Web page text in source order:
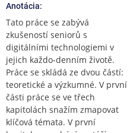
Anotácia:
Tato práce se zabývá
zkušeností seniorů s
digitálními technologiemi v
jejich každo-denním životě.
Práce se skládá ze dvou částí:
teoretické a výzkumné. V první
části práce se ve třech
kapitolách snažím zmapovat
klíčová témata. V první